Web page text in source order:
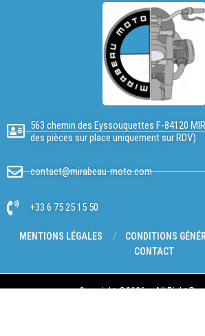
563 chemin des Eyssouquettes F-84120
des pièces sur place uniquement sur RDV)
contact@mirabeau-moto.com
+33 6 75 25 15 50
MENTIONS LÉGALES
CONDITIONS
CONTACT
Copyright @2026 – All Right